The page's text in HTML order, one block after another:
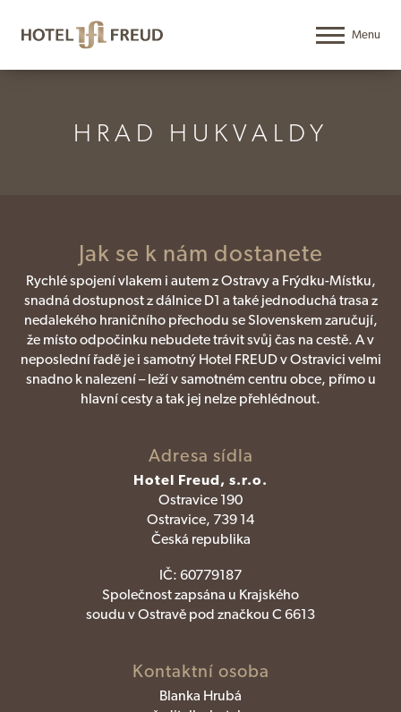
HRAD HUKVALDY
Jak se k nám dostanete
Rychlé spojení vlakem i autem z Ostravy a Frýdku-Místku,
snadná dostupnost z dálnice D1 a také jednoduchá trasa z
nedalekého hraničního přechodu se Slovenskem zaručují,
že místo odpočinku nebudete trávit svůj čas na cestě. A v
neposlední řadě je i samotný Hotel FREUD v Ostravici velmi
snadno k nalezení – leží v samotném centru obce, přímo u
hlavní cesty a tak jej nelze přehlédnout.
Adresa sídla
Hotel Freud, s.r.o.
Ostravice 190
Ostravice, 739 14
Česká republika
IČ: 60779187
Společnost zapsána u Krajského
soudu v Ostravě pod značkou C 6613
Kontaktní osoba
Blanka Hrubá